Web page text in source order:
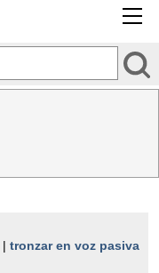
| tronzar en voz pasiva